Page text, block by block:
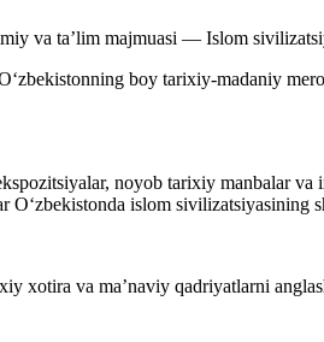
va ta’lim majmuasi — Islom
boy tarixiy-madaniy
noyob tarixiy manbalar
O‘zbekistonda islom sivilizatsiyasining
xotira va ma’naviy qadriyatlarni